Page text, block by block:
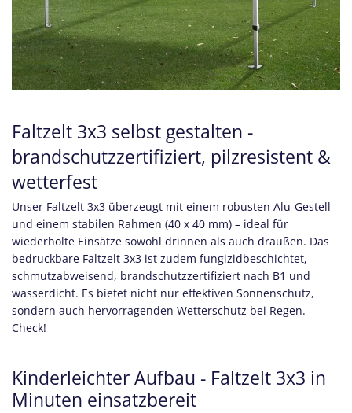
Faltzelt 3x3 selbst gestalten -
brandschutzzertifiziert, pilzresistent &
wetterfest
Unser Faltzelt 3x3 überzeugt mit einem robusten Alu-Gestell
und einem stabilen Rahmen (40 x 40 mm) – ideal für
wiederholte Einsätze sowohl drinnen als auch draußen. Das
bedruckbare Faltzelt 3x3 ist zudem fungizidbeschichtet,
schmutzabweisend, brandschutzzertifiziert nach B1 und
wasserdicht. Es bietet nicht nur effektiven Sonnenschutz,
sondern auch hervorragenden Wetterschutz bei Regen.
Check!
Kinderleichter Aufbau - Faltzelt 3x3 in
Minuten einsatzbereit